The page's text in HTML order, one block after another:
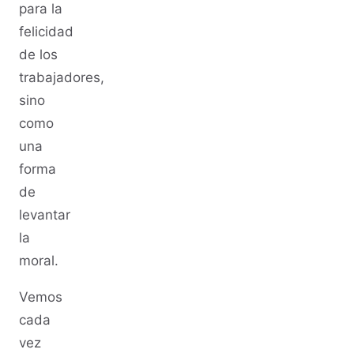
para la
felicidad
de los
trabajadores,
sino
como
una
forma
de
levantar
la
moral.
Vemos
cada
vez